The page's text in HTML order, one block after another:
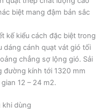
biệt mang đậm bản sắc
kế kiểu cách đặc biệt trong
dáng cánh quạt vát gió tối
chẳng sợ lộng gió. Sải
đường kính tới 1320 mm
12 – 24 m2.
khi dùng